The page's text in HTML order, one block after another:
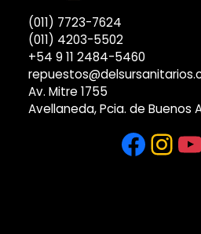
(011) 7723-7624
(011) 4203-5502
+54 9 11 2484-5460
Av. Mitre 1755
Avellaneda, Pcia. de Buenos